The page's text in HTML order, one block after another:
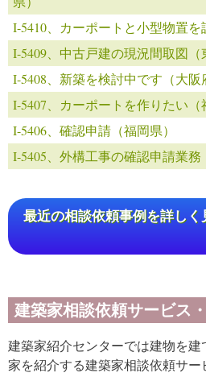
I-5410、カーポートと小型物置を
I-5409、中古戸建の現況間取図（
I-5408、新築を検討中です（大阪
I-5407、カーポートを作りたい（
I-5406、確認申請（福岡県）
I-5405、外構工事の確認申請業務
最近の相談依頼事例を詳し
建築家相談依頼サービス
建築家紹介センターでは建物を
家を紹介する建築家相談依頼サー